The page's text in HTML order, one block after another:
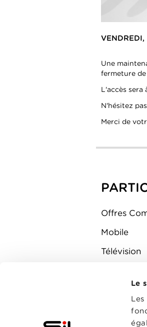
Le
VENDREDI,
Une
fermeture
L'accès sera
N'hésitez
Merci de
Offres
Mobile
Télévision